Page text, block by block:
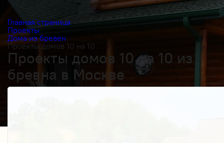
Главная страница
Проекты
Дома из бревен
Проекты домов 10 на 10
Проекты домов 10 на 10 из
бревна в Москве
Получить косультацию